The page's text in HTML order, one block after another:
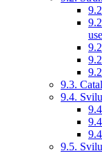
use
9.3.
9.4.
9.5.